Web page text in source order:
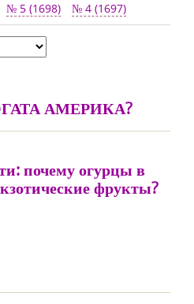
№ 5 (1698) № 4 (1697)
АМЕРИКА?
почему огурцы в
фрукты?